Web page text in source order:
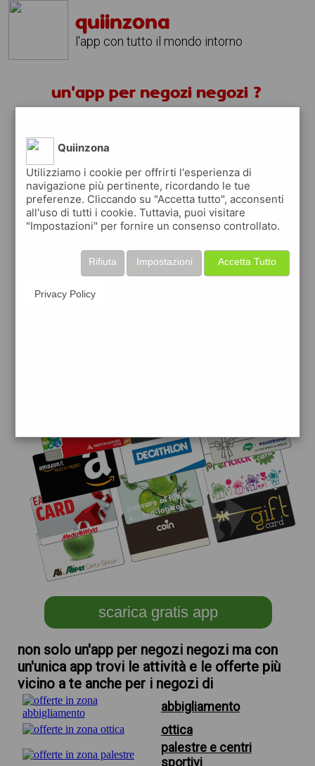
quiinzona
l'app con tutto il mondo intorno
un'app per negozi negozi ?
quiinzona è una app
gratuita per trovare
negozi
ed approfittare dicoupon e buoni sconti
quiinzonati premiaogni volta che la usi
raccogli punti da convertire inbuoni sconto
o gift cardper fare la spesa, fare
scarica gratis app
non solo un'app per negozi negozi ma con
un'unica app trovi le attività e le offerte più
vicino a te anche per i negozi di
abbigliamento
ottica
palestre e centri
sportivi
Quiinzona
Utilizziamo i cookie per offrirti l'esperienza di
navigazione più pertinente, ricordando le tue
preferenze. Cliccando su "Accetta tutto", acconsenti
all'uso di tutti i cookie. Tuttavia, puoi visitare
"Impostazioni" per fornire un consenso controllato.
Accetta Tutto
Impostazioni
Rifiuta
Privacy Policy